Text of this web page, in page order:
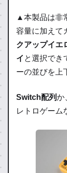
▲本製品は非
容量に加えて
クアップイエ
イ と選択でき
ーの並びを上
Switch配列か
レトロゲーム